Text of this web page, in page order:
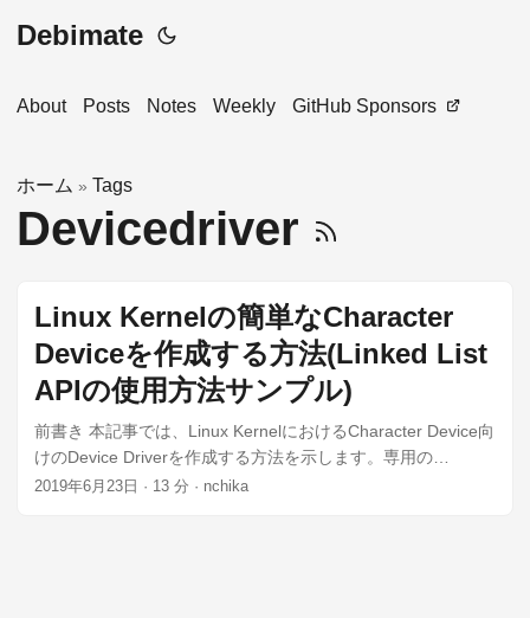
Debimate
About Posts Notes Weekly GitHub Sponsors
ホーム » Tags
Devicedriver
Linux Kernelの簡単なCharacter
Deviceを作成する方法(Linked List
APIの使用方法サンプル)
前書き 本記事では、Linux KernelにおけるCharacter Device向
けのDevice Driverを作成する方法を示します。専用の
Hardware(例：シリアルデバイスのUARTなど)を用いず、メモ
2019年6月23日 · 13 分 · nchika